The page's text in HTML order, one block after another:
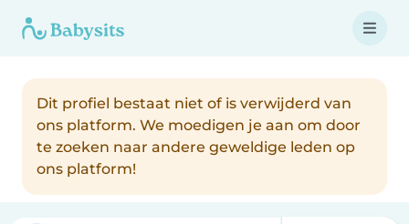
Dit profiel bestaat niet of is verwijderd van
ons platform. We moedigen je aan om door
te zoeken naar andere geweldige leden op
ons platform!